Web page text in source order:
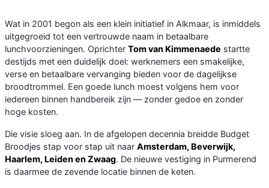
Wat in 2001 begon als een klein initiatief in Alkmaar, is inmiddels
uitgegroeid tot een vertrouwde naam in betaalbare
lunchvoorzieningen. Oprichter Tom van Kimmenaede startte
destijds met een duidelijk doel: werknemers een smakelijke,
verse en betaalbare vervanging bieden voor de dagelijkse
broodtrommel. Een goede lunch moest volgens hem voor
iedereen binnen handbereik zijn — zonder gedoe en zonder
hoge kosten.
Die visie sloeg aan. In de afgelopen decennia breidde Budget
Broodjes stap voor stap uit naar Amsterdam, Beverwijk,
Haarlem, Leiden en Zwaag. De nieuwe vestiging in Purmerend
is daarmee de zevende locatie binnen de keten.